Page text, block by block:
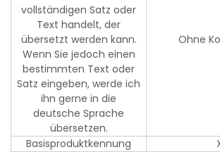
vollständigen Satz oder
Text handelt, der
übersetzt werden kann.
Wenn Sie jedoch einen
bestimmten Text oder
Satz eingeben, werde ich
ihn gerne in die
deutsche Sprache
übersetzen.
Ohne
Basisproduktkennung